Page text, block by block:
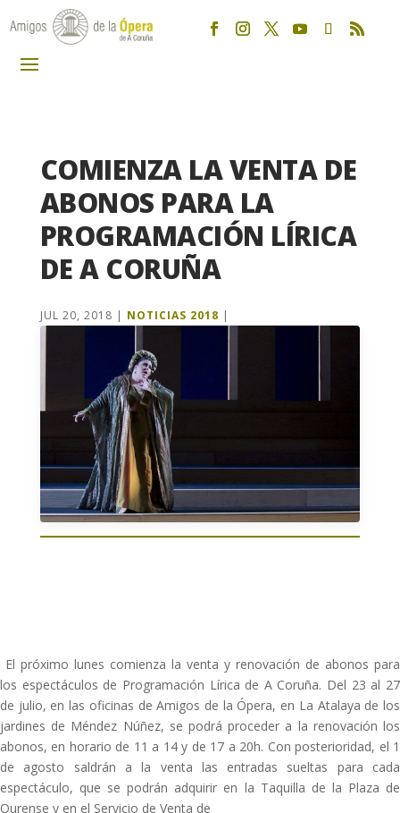
COMIENZA LA VENTA DE
ABONOS PARA LA
PROGRAMACIÓN LÍRICA
DE A CORUÑA
JUL 20, 2018 | NOTICIAS 2018 |
El próximo lunes comienza la venta y renovación de abonos para
los espectáculos de Programación Lírica de A Coruña. Del 23 al 27
de julio, en las oficinas de Amigos de la Ópera, en La Atalaya de los
jardines de Méndez Núñez, se podrá proceder a la renovación los
abonos, en horario de 11 a 14 y de 17 a 20h. Con posterioridad, el 1
de agosto saldrán a la venta las entradas sueltas para cada
espectáculo, que se podrán adquirir en la Taquilla de la Plaza de
Ourense y en el Servicio de Venta de